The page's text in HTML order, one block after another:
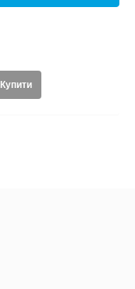
Купити